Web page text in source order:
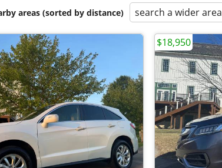
areas (sorted by distance) search a wider area
$18,950